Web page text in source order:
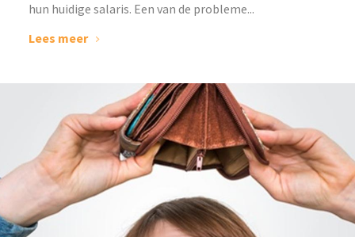
hun huidige salaris. Een van de probleme...
Lees meer